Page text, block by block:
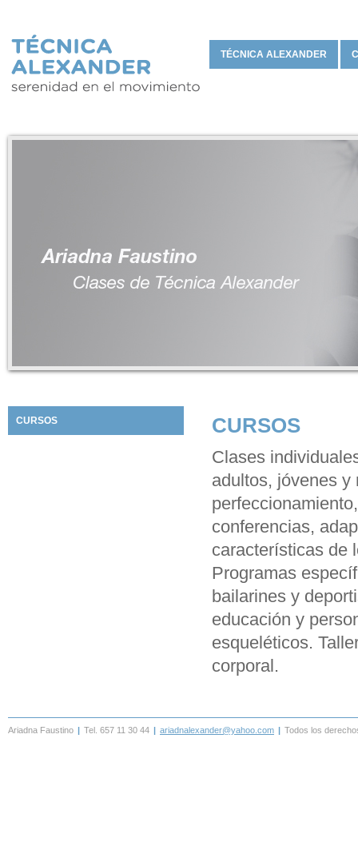
TÉCNICA ALEXANDER
CURSOS CURSOS
Clases
adultos, jóvenes
conferencias,
características de
Programas
bailarines y
educación y
esqueléticos.
corporal.
Ariadna Faustino | Tel. 657 11 30 44 | ariadnalexander@yahoo.com | Todos los